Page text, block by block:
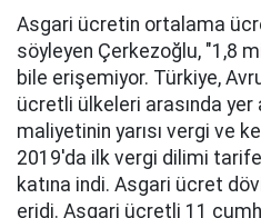
Asgari ücretin ortalama
söyleyen Çerkezoğlu, "1,8
bile erişemiyor. Türkiye,
ücretli ülkeleri arasında
maliyetinin yarısı vergi ve
2019'da ilk vergi dilimi
katına indi. Asgari ücret
eridi. Asgari ücretli 11